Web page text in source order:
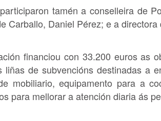
tamén a conselleira de
Carballo, Daniel Pérez; e a
financiou con 33.200 euros as
liñas de subvencións destinadas a
mobiliario, equipamento para a
para mellorar a atención diaria ás